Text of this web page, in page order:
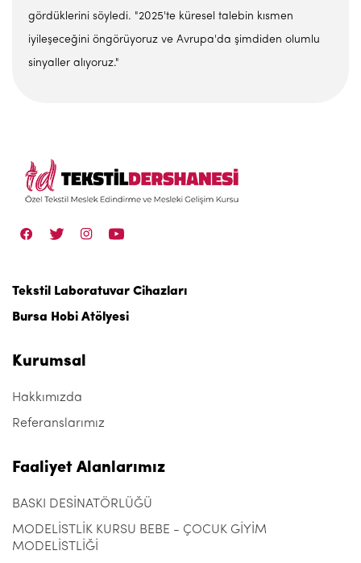
gördüklerini söyledi. "2025'te küresel talebin kısmen
iyileşeceğini öngörüyoruz ve Avrupa'da şimdiden olumlu
sinyaller alıyoruz."
Tekstil Laboratuvar Cihazları
Bursa Hobi Atölyesi
Kurumsal
Hakkımızda
Referanslarımız
Faaliyet Alanlarımız
BASKI DESİNATÖRLÜĞÜ
MODELİSTLİK KURSU BEBE - ÇOCUK GİYİM
MODELİSTLİĞİ